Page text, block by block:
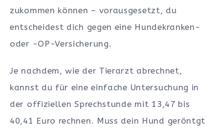
zukommen können – vorausgesetzt, du
entscheidest dich gegen eine Hundekranken-
oder -OP-Versicherung.
Je nachdem, wie der Tierarzt abrechnet,
kannst du für eine einfache Untersuchung in
der offiziellen Sprechstunde mit 13,47 bis
40,41 Euro rechnen. Muss dein Hund geröntgt